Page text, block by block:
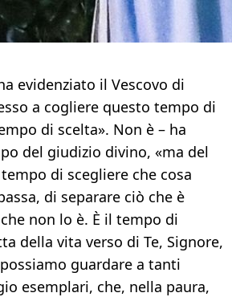
evidenziato il Vescovo di
a cogliere questo tempo di
di scelta». Non è – ha
del giudizio divino, «ma del
di scegliere che cosa
di separare ciò che è
non lo è. È il tempo di
della vita verso di Te, Signore,
guardare a tanti
esemplari, che, nella paura,